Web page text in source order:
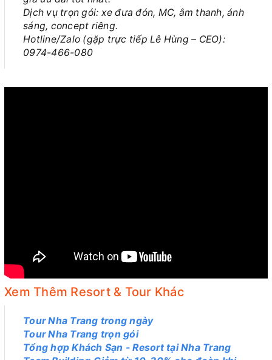
Dịch vụ trọn gói: xe đưa đón, MC, âm thanh, ánh
sáng, concept riêng.
Hotline/Zalo (gặp trực tiếp Lê Hùng – CEO):
0974-466-080
Xem Thêm Resort & Tour Khác
Tour Nha Trang trong ngày
Tour Nha Trang trọn gói
Tổng hợp Khách Sạn - Resort tại Nha Trang